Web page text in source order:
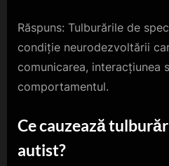
Răspuns: Tulburările de
condiție neurodezvoltării
comunicarea, interacțiunea
comportamentul.
Ce cauzează
autist?